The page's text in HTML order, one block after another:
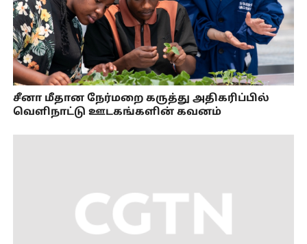
சீனா மீதான நேர்மறை கருத்து அதிகரிப்பில்
வெளிநாட்டு ஊடகங்களின் கவனம்